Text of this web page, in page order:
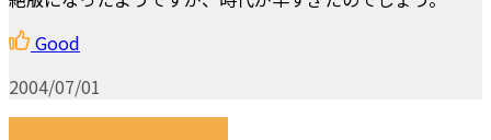
Good
2004/07/01